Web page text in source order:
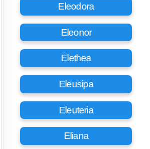
Eleodora
Eleonor
Elethea
Eleusipa
Eleuteria
Eliana